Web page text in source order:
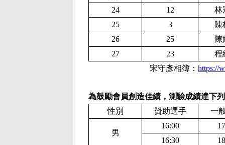
24
12
林
25
3
陳
26
25
陳
27
23
程
宋守彥相簿： https://
為鼓勵會員創造佳績，測驗成績達下
性別
贊助選手 一
男
16:00
16:30